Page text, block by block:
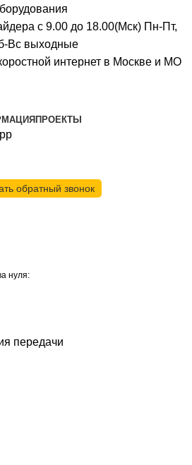
с 9.00 до 18.00(Мск) Пн-Пт,
Вс выходные
интернет в Москве и МО
ПРОЕКТЫ
обратный звонок
нуля:
передачи